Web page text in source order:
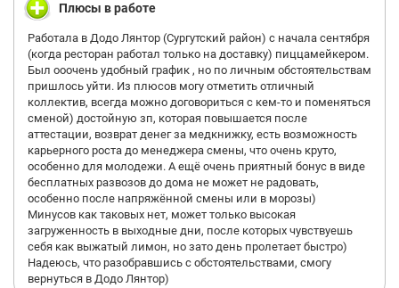
Плюсы в работе
Работала в Додо Лянтор (Сургутский район) с начала сентября
(когда ресторан работал только на доставку) пиццамейкером.
Был ооочень удобный график , но по личным обстоятельствам
пришлось уйти. Из плюсов могу отметить отличный
коллектив, всегда можно договориться с кем-то и поменяться
сменой) достойную зп, которая повышается после
аттестации, возврат денег за медкнижку, есть возможность
карьерного роста до менеджера смены, что очень круто,
особенно для молодежи. А ещё очень приятный бонус в виде
бесплатных развозов до дома не может не радовать,
особенно после напряжённой смены или в морозы)
Минусов как таковых нет, может только высокая
загруженность в выходные дни, после которых чувствуешь
себя как выжатый лимон, но зато день пролетает быстро)
Надеюсь, что разобравшись с обстоятельствами, смогу
вернуться в Додо Лянтор)